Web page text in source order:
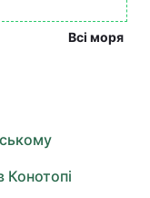
Всі моря
Конотопі